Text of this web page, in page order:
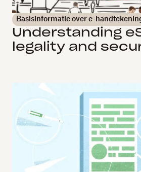
Basisinformatie over e-
Understanding
legality and